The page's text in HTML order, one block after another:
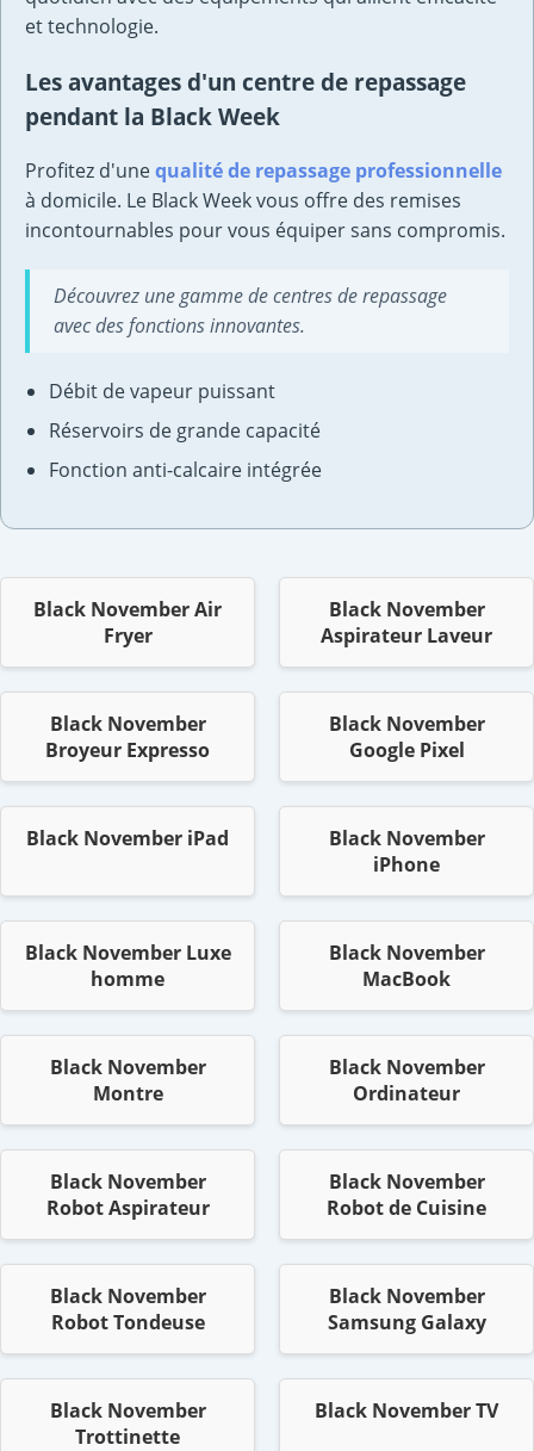
et technologie.
Les avantages d'un centre de repassage
pendant la Black Week
Profitez d'unequalité de repassage professionnelle
à domicile. Le Black Week vous offre des remises
incontournables pour vous équiper sans compromis.
Découvrez une gamme de centres de repassage
avec des fonctions innovantes.
Débit de vapeur puissant
Réservoirs de grande capacité
Fonction anti-calcaire intégrée
Black November Air
Fryer
Black November
Aspirateur Laveur
Black November
Broyeur Expresso
Black November
Google Pixel
Black November iPad
Black November
iPhone
Black November Luxe
homme
Black November
MacBook
Black November
Montre
Black November
Ordinateur
Black November
Robot Aspirateur
Black November
Robot de Cuisine
Black November
Robot Tondeuse
Black November
Samsung Galaxy
Black November
Trottinette
Black November TV